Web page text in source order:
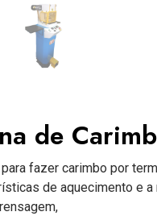
de
fazer carimbo por
de aquecimento e a